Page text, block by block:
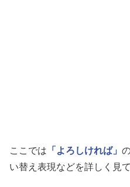
ここでは 「よろしければ」
い替え表現などを詳しく見